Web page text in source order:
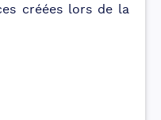
créées lors de la